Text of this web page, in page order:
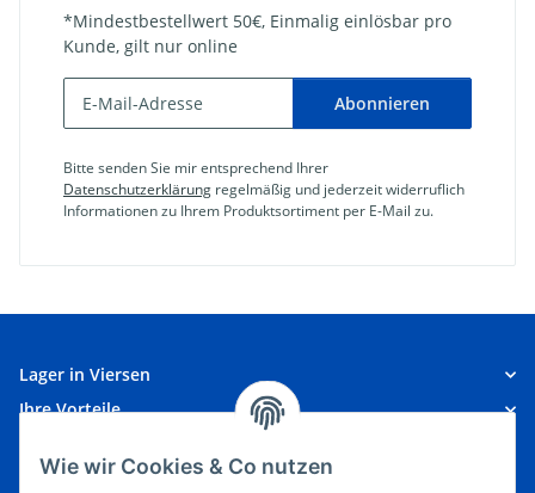
Wie wir Cookies & Co nutzen
*Mindestbestellwert 50€, Einmalig einlösbar pro
Kunde, gilt nur online
Abonnieren
Bitte senden Sie mir entsprechend Ihrer
Datenschutzerklärung regelmäßig und jederzeit widerruflich
Informationen zu Ihrem Produktsortiment per E-Mail zu.
Lager in Viersen
Ihre Vorteile
Unsere Partner